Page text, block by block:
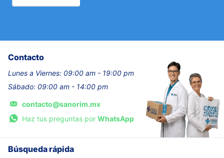
Contacto
Lunes a Viernes: 09:00 am - 19:00 pm
Sábado: 09:00 am - 14:00 pm
contacto@sanorim.mx
Haz tus preguntas por WhatsApp
Búsqueda rápida